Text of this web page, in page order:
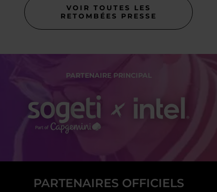
VOIR TOUTES LES
RETOMBÉES PRESSE
PARTENAIRE PRINCIPAL
PARTENAIRES OFFICIELS